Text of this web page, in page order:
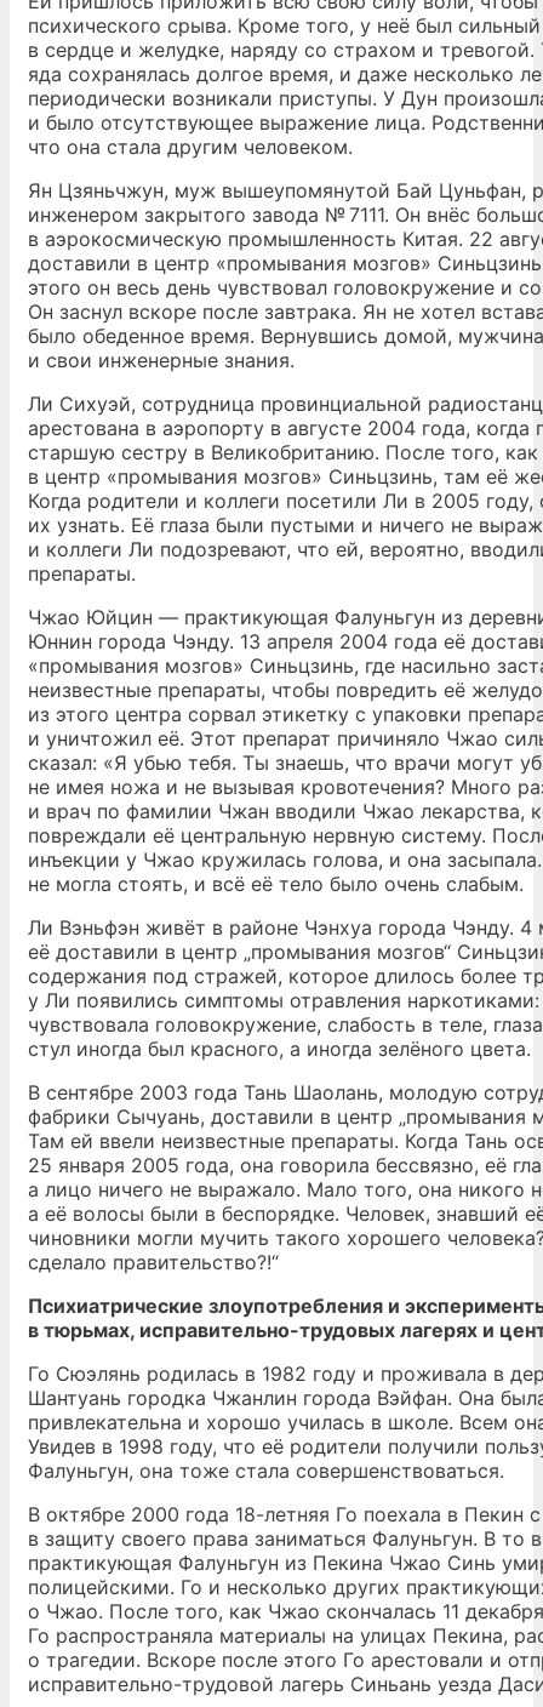
психического срыва. Кроме того, у неё был
в сердце и желудке, наряду со страхом и тревогой.
яда сохранялась долгое время, и даже несколько
периодически возникали приступы. У Дун
и было отсутствующее выражение лица.
что она стала другим человеком.
Ян Цзяньчжун, муж вышеупомянутой Бай Цуньфан,
инженером закрытого завода № 7111. Он внёс
в аэрокосмическую промышленность Китая. 22
доставили в центр «промывания мозгов»
этого он весь день чувствовал головокружение и
Он заснул вскоре после завтрака. Ян не хотел
было обеденное время. Вернувшись домой,
и свои инженерные знания.
Ли Сихуэй, сотрудница провинциальной
арестована в аэропорту в августе 2004 года,
старшую сестру в Великобританию. После того,
в центр «промывания мозгов» Синьцзинь, там её
Когда родители и коллеги посетили Ли в 2005 году,
их узнать. Её глаза были пустыми и ничего не
и коллеги Ли подозревают, что ей, вероятно,
препараты.
Чжао Юйцин — практикующая Фалуньгун из
Юннин города Чэнду. 13 апреля 2004 года её
«промывания мозгов» Синьцзинь, где насильно
неизвестные препараты, чтобы повредить её
из этого центра сорвал этикетку с упаковки
и уничтожил её. Этот препарат причиняло Чжао
сказал: «Я убью тебя. Ты знаешь, что врачи могут
не имея ножа и не вызывая кровотечения? Много
и врач по фамилии Чжан вводили Чжао лекарства,
повреждали её центральную нервную систему.
инъекции у Чжао кружилась голова, и она
не могла стоять, и всё её тело было очень слабым.
Ли Вэньфэн живёт в районе Чэнхуа города Чэнду. 4
её доставили в центр „промывания мозгов“
содержания под стражей, которое длилось более
у Ли появились симптомы отравления
чувствовала головокружение, слабость в теле,
стул иногда был красного, а иногда зелёного цвета.
В сентябре 2003 года Тань Шаолань, молодую
фабрики Сычуань, доставили в центр „промывания
Там ей ввели неизвестные препараты. Когда Тань
25 января 2005 года, она говорила бессвязно, её
а лицо ничего не выражало. Мало того, она никого
а её волосы были в беспорядке. Человек, знавший
чиновники могли мучить такого хорошего
сделало правительство?!“
Психиатрические злоупотребления и
в тюрьмах, исправительно-трудовых лагерях и
Го Сюэлянь родилась в 1982 году и проживала в
Шантуань городка Чжанлин города Вэйфан. Она
привлекательна и хорошо училась в школе. Всем
Увидев в 1998 году, что её родители получили
Фалуньгун, она тоже стала совершенствоваться.
В октябре 2000 года 18-летняя Го поехала в Пекин
в защиту своего права заниматься Фалуньгун. В то
практикующая Фалуньгун из Пекина Чжао Синь
полицейскими. Го и несколько других
о Чжао. После того, как Чжао скончалась 11
Го распространяла материалы на улицах Пекина,
о трагедии. Вскоре после этого Го арестовали и
исправительно-трудовой лагерь Синьань уезда